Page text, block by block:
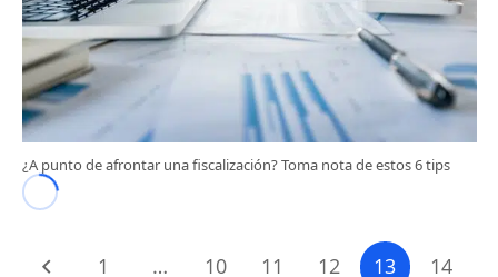
¿A punto de afrontar una fiscalización? Toma nota de estos 6 tips
1 … 10 11 12 13 14